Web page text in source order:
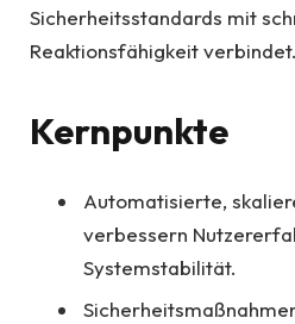
Sicherheitsstandards mit
Reaktionsfähigkeit verbindet.
Kernpunkte
Automatisierte,
verbessern
Systemstabilität.